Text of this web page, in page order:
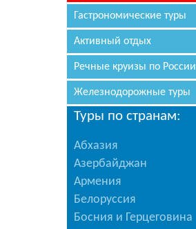
Гастрономические туры
Активный отдых
Речные круизы по России
Железнодорожные туры
Туры по странам:
Абхазия
Азербайджан
Армения
Белоруссия
Босния и Герцеговина